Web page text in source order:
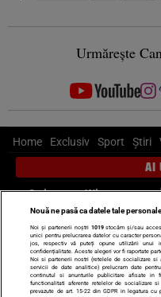
Urmărește
Home Exclusiv Sport Știri
AI
Scrie-ne pe Whatsapp,
Știri interne
Ultimele stiri
Diete Insula
Nouă ne pasă ca datele tale
Noi și partenerii noștri 1019stocăm și/sau
unici pentru prelucrarea datelor cu caracter
jos, respectiv vă puteți opune utilizării
confidențialitate. Aceste alegeri vor fi raportate
Noi si partenerii nostri (retelele de socializare si
servicii de date analitice) prelucram date
continutul si anunturile publicitare afisate in
functionalitati aferente retelelor de socializare
prevazute de art. 15-22 din GDPR in legatura